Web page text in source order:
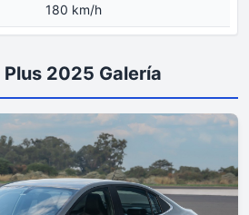
180 km/h
2025 Galería